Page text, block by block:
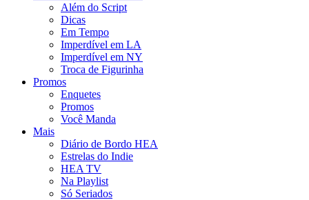
Além do Script
Dicas
Em Tempo
Imperdível em LA
Imperdível em NY
Troca de Figurinha
Promos
Enquetes
Promos
Você Manda
Mais
Diário de Bordo HEA
Estrelas do Indie
HEA TV
Na Playlist
Só Seriados